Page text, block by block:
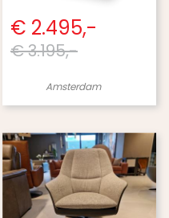
€ 2.495,-
€ 3.195,-
Amsterdam